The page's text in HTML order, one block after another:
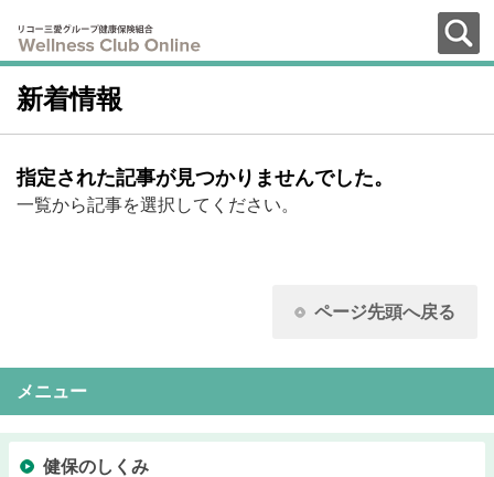
新着情報
指定された記事が見つかりませんでした。
一覧から記事を選択してください。
ページ先頭へ戻る
メニュー
健保のしくみ